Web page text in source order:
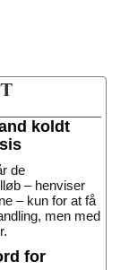
koldt
de
– henviser
– kun for at få
men med
for